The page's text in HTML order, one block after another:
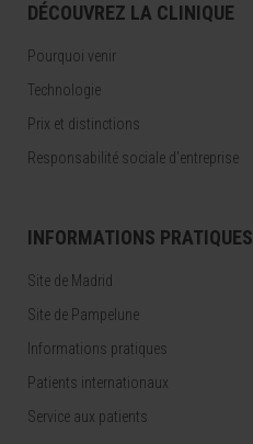
DÉCOUVREZ LA CLINIQUE
Pourquoi venir
Technologie
Prix et distinctions
Responsabilité sociale d'entreprise
INFORMATIONS PRATIQUES
Site de Madrid
Site de Pampelune
Informations pratiques
Patients internationaux
Service aux patients